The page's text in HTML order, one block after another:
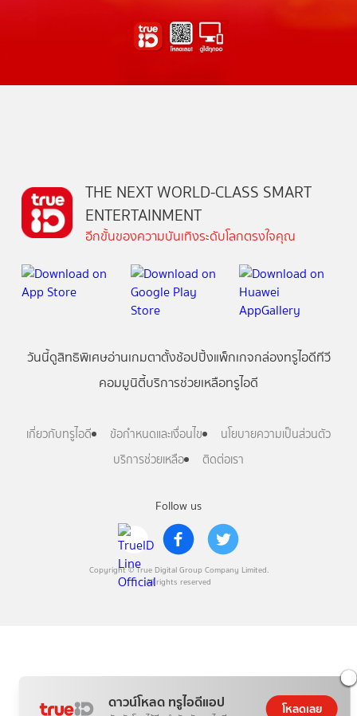
ดาวน์โหลด ทรูไอดีแอป โหลดเลย
Follow us
Copyright © True Digital Group Company Limited.
All rights reserved
THE NEXT WORLD-CLASS SMART
ENTERTAINMENT
อีกขั้นของความบันเทิงระดับโลกตรงใจคุณ
วันนี้ดูสิทธิพิเศษอ่านเกมตาตั้งช้อปปิ้งแพ็กเกจกล่องทรูไอดีทีวี
คอมมูนิตี้บริการช่วยเหลือทรูไอดี
เกี่ยวกับทรูไอดี ข้อกำหนดและเงื่อนไข
นโยบายความเป็นส่วนตัว
บริการช่วยเหลือ
ติดต่อเรา